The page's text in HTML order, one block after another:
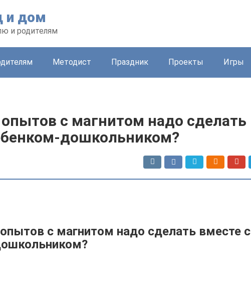
и дом
и родителям
Методист Праздник Проекты Игры
с магнитом надо сделать
дошкольником?
с магнитом надо сделать вместе с